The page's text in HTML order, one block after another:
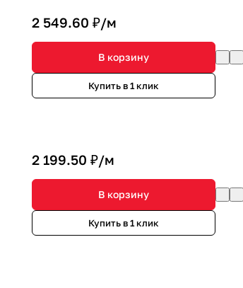
2 549.60 ₽/м
В корзину
Купить в 1 клик
2 199.50 ₽/м
В корзину
Купить в 1 клик